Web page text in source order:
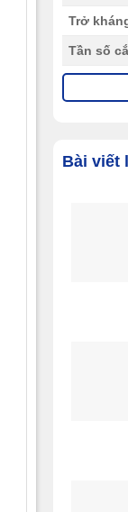
Trở
Tần số
Công
Kích
Bài viết